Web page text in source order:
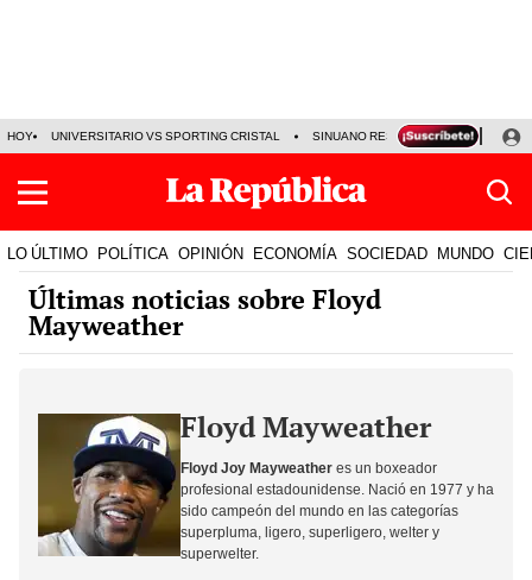
HOY UNIVERSITARIO VS SPORTING CRISTAL SINUANO RESULTADOS HOY
LO ÚLTIMO POLÍTICA OPINIÓN ECONOMÍA SOCIEDAD MUNDO
Últimas noticias sobre Floyd
Mayweather
Floyd Mayweather
Floyd Joy Mayweather es un boxeador
profesional estadounidense. Nació en 1977 y ha
sido campeón del mundo en las categorías
superpluma, ligero, superligero, welter y
superwelter.